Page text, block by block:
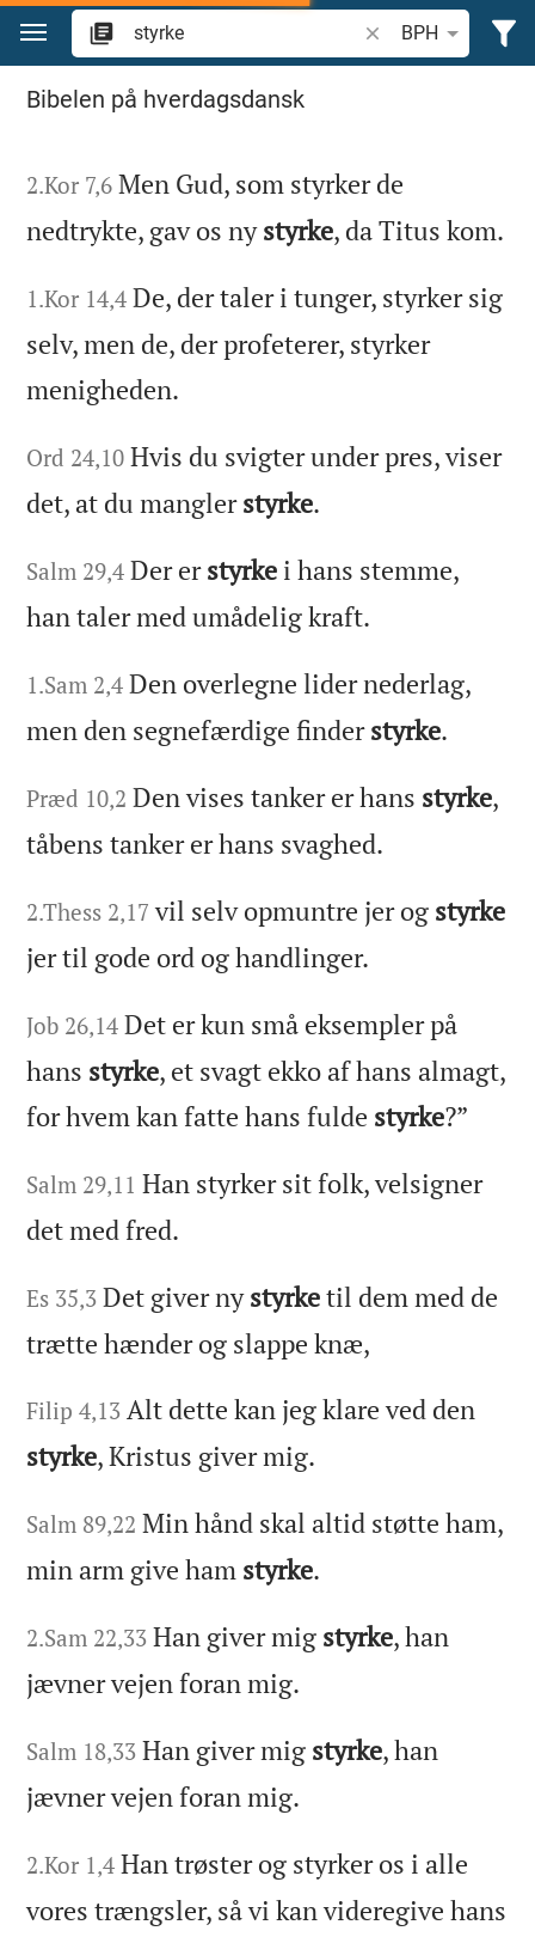
Gå til indhold
Søg efter bibelvers
BPH
Søg "styrke" in the Bible
Bibelen på hverdagsdansk
2.Kor 7,6 Men Gud, som styrker de
nedtrykte, gav os nystyrke, da Titus kom.
1.Kor 14,4 De, der taler i tunger, styrker sig
selv, men de, der profeterer, styrker
menigheden.
Ord 24,10 Hvis du svigter under pres, viser
det, at du manglerstyrke.
Salm 29,4 Der erstyrke i hans stemme,
han taler med umådelig kraft.
1.Sam 2,4 Den overlegne lider nederlag,
men den segnefærdige finderstyrke.
Præd 10,2 Den vises tanker er hans styrke,
tåbens tanker er hans svaghed.
2.Thess 2,17 vil selv opmuntre jer og styrke
jer til gode ord og handlinger.
Job 26,14 Det er kun små eksempler på
hans styrke, et svagt ekko af hans almagt,
for hvem kan fatte hans fulde styrke?”
Salm 29,11 Han styrker sit folk, velsigner
det med fred.
Es 35,3 Det giver nystyrketil dem med de
trætte hænder og slappe knæ,
Filip 4,13 Alt dette kan jeg klare ved den
styrke, Kristus giver mig.
Salm 89,22 Min hånd skal altid støtte ham,
min arm give ham styrke.
2.Sam 22,33 Han giver mig styrke, han
jævner vejen foran mig.
Salm 18,33 Han giver mig styrke, han
jævner vejen foran mig.
2.Kor 1,4 Han trøster og styrker os i alle
vores trængsler, så vi kan videregive hans